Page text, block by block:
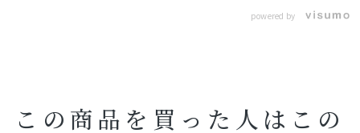
powered by
この商品を買った人はこの